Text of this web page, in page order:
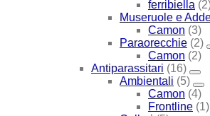
ferribiella
Museruole e
Camon (3)
Paraorecchie (2)
Camon (2)
Antiparassitari (16)
Ambientali (5)
Camon (4)
Frontline (1)